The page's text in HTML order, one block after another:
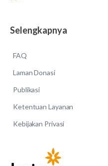
Selengkapnya
FAQ
Laman Donasi
Publikasi
Ketentuan Layanan
Kebijakan Privasi